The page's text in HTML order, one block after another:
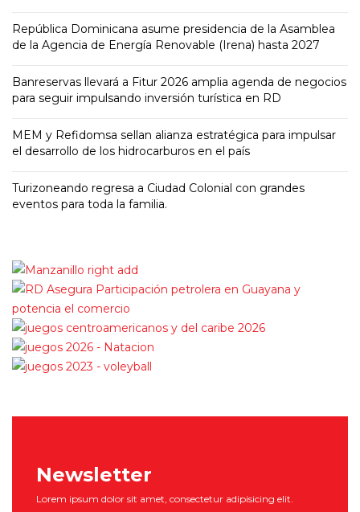
República Dominicana asume presidencia de la Asamblea
de la Agencia de Energía Renovable (Irena) hasta 2027
Banreservas llevará a Fitur 2026 amplia agenda de negocios
para seguir impulsando inversión turística en RD
MEM y Refidomsa sellan alianza estratégica para impulsar
el desarrollo de los hidrocarburos en el país
Turizoneando regresa a Ciudad Colonial con grandes
eventos para toda la familia.
Newsletter
Lorem ipsum dolor sit amet, consectetur adipisicing elit.